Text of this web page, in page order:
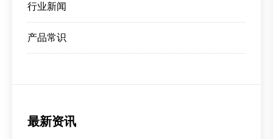
行业新闻
产品常识
最新资讯